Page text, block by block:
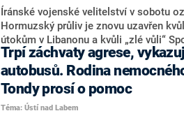
Íránské vojenské velitelství v sobotu
Hormuzský průliv je znovu uzavřen
útokům v Libanonu a kvůli „zlé vůli“
Informovaly o tom světové agentury.
uvedl, že pokud bude izraelská agrese
podnikne další kroky. Americký
Vance řekl stanici Fox News, že o
nejsou důkazy.
Trpí záchvaty agrese,
autobusů. Rodina
Tondy prosí o pomoc
Téma: ⁠⁠⁠Ústí nad Labem